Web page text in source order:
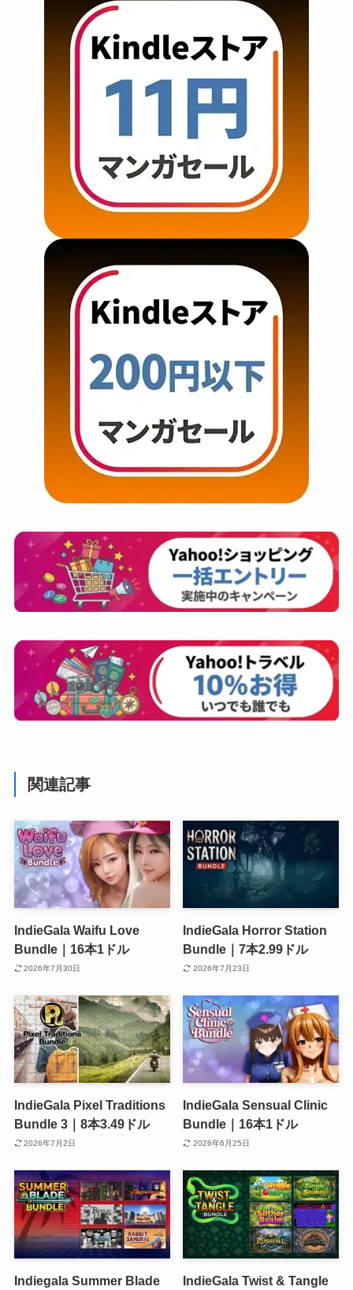
関連記事
IndieGala Waifu Love
Bundle｜16本1ドル
2026年7月30日
IndieGala Horror Station
Bundle｜7本2.99ドル
2026年7月23日
IndieGala Pixel Traditions
Bundle 3｜8本3.49ドル
2026年7月2日
IndieGala Sensual Clinic
Bundle｜16本1ドル
2026年6月25日
Indiegala Summer Blade IndieGala Twist & Tangle